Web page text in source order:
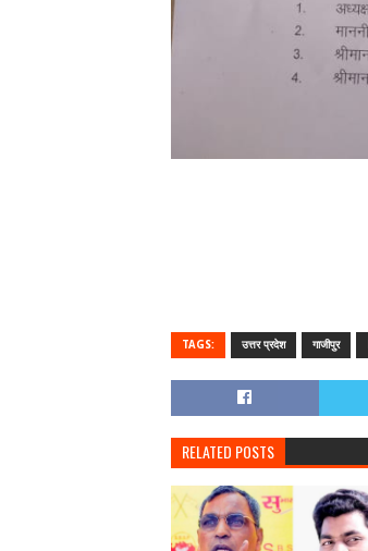
TAGS: उत्तर प्रदेश गाजीपुर
RELATED POSTS